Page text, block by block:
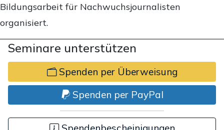
Bildungsarbeit für Nachwuchsjournalisten
organisiert.
Seminare unterstützen
Spenden per Überweisung
Spenden per PayPal